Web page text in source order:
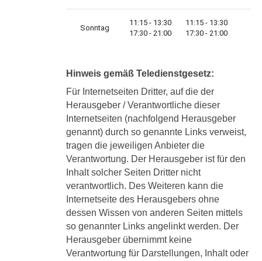
Sonntag
11:15 - 13:30
17:30 - 21:00
11:15 - 13:30
17:30 - 21:00
Hinweis gemäß Teledienstgesetz:
Für Internetseiten Dritter, auf die der
Herausgeber / Verantwortliche dieser
Internetseiten (nachfolgend Herausgeber
genannt) durch so genannte Links verweist,
tragen die jeweiligen Anbieter die
Verantwortung. Der Herausgeber ist für den
Inhalt solcher Seiten Dritter nicht
verantwortlich. Des Weiteren kann die
Internetseite des Herausgebers ohne
dessen Wissen von anderen Seiten mittels
so genannter Links angelinkt werden. Der
Herausgeber übernimmt keine
Verantwortung für Darstellungen, Inhalt oder